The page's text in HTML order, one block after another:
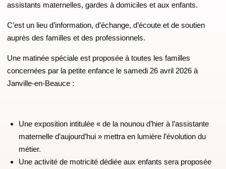
assistants maternelles, gardes à domiciles et aux enfants.
C’est un lieu d’information, d’échange, d’écoute et de soutien
auprès des familles et des professionnels.
Une matinée spéciale est proposée à toutes les familles
concernées par la petite enfance le samedi 26 avril 2026 à
Janville-en-Beauce :
Une exposition intitulée « de la nounou d’hier à l’assistante
maternelle d’aujourd’hui » mettra en lumière l’évolution du
métier.
Une activité de motricité dédiée aux enfants sera proposée